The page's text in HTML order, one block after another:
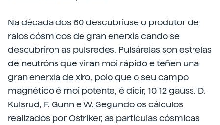
Na década dos 60 descubriuse o produtor de
raios cósmicos de gran enerxía cando se
descubriron as pulsredes. Pulsárelas son estrelas
de neutróns que viran moi rápido e teñen una
gran enerxía de xiro, polo que o seu campo
magnético é moi potente, é dicir, 10 12 gauss. D.
Kulsrud, F. Gunn e W. Segundo os cálculos
realizados por Ostriker, as partículas cósmicas